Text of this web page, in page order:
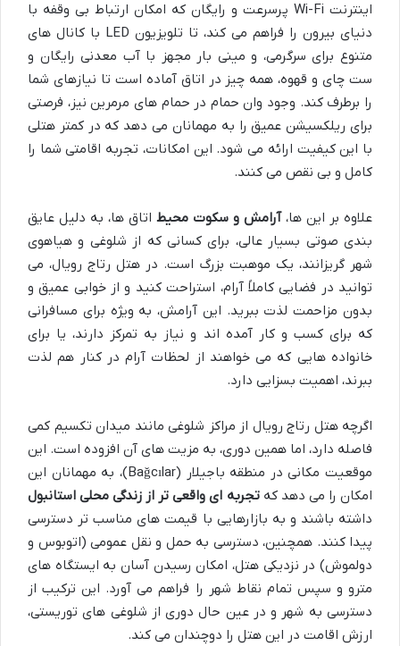
اینترنت Wi-Fi پرسرعت و رایگان که امکان ارتباط بی وقفه با
دنیای بیرون را فراهم می کند، تا تلویزیون LED با کانال های
متنوع برای سرگرمی، و مینی بار مجهز با آب معدنی رایگان و
ست چای و قهوه، همه چیز در اتاق آماده است تا نیازهای شما
را برطرف کند. وجود وان حمام در حمام های مرمرین نیز، فرصتی
برای ریلکسیشن عمیق را به مهمانان می دهد که در کمتر هتلی
با این کیفیت ارائه می شود. این امکانات، تجربه اقامتی شما را
کامل و بی نقص می کنند.
علاوه بر این ها،آرامش و سکوت محیط اتاق ها، به دلیل عایق
بندی صوتی بسیار عالی، برای کسانی که از شلوغی و هیاهوی
شهر گریزانند، یک موهبت بزرگ است. در هتل رتاج رویال، می
توانید در فضایی کاملاً آرام، استراحت کنید و از خوابی عمیق و
بدون مزاحمت لذت ببرید. این آرامش، به ویژه برای مسافرانی
که برای کسب و کار آمده اند و نیاز به تمرکز دارند، یا برای
خانواده هایی که می خواهند از لحظات آرام در کنار هم لذت
ببرند، اهمیت بسزایی دارد.
اگرچه هتل رتاج رویال از مراکز شلوغی مانند میدان تکسیم کمی
فاصله دارد، اما همین دوری، به مزیت های آن افزوده است. این
موقعیت مکانی در منطقه باجیلار (Bağcılar)، به مهمانان این
امکان را می دهد کهتجربه ای واقعی تر از زندگی محلی استانبول
داشته باشند و به بازارهایی با قیمت های مناسب تر دسترسی
پیدا کنند. همچنین، دسترسی به حمل و نقل عمومی (اتوبوس و
دولموش) در نزدیکی هتل، امکان رسیدن آسان به ایستگاه های
مترو و سپس تمام نقاط شهر را فراهم می آورد. این ترکیب از
دسترسی به شهر و در عین حال دوری از شلوغی های توریستی،
ارزش اقامت در این هتل را دوچندان می کند.